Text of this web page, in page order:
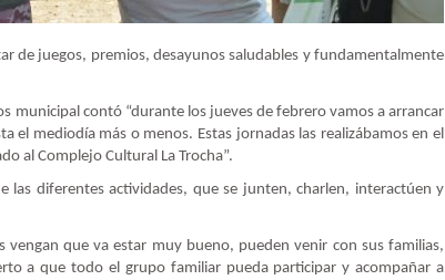
de juegos, premios, desayunos saludables y fundamentalmente
municipal contó “durante los jueves de febrero vamos a arrancar
el mediodía más o menos. Estas jornadas las realizábamos en el
al Complejo Cultural La Trocha”.
las diferentes actividades, que se junten, charlen, interactúen y
que va estar muy bueno, pueden venir con sus familias,
a que todo el grupo familiar pueda participar y acompañar a